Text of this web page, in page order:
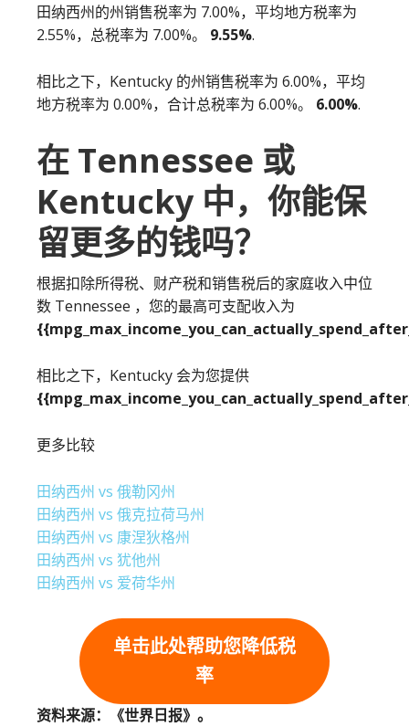
田纳西州的州销售税率为 7.00%，平均地方税率为
2.55%，总税率为 7.00%。 9.55%.
相比之下，Kentucky 的州销售税率为 6.00%，平均
地方税率为 0.00%，合计总税率为 6.00%。 6.00%.
在 Tennessee 或
Kentucky 中，你能保
留更多的钱吗？
根据扣除所得税、财产税和销售税后的家庭收入中位
数 Tennessee ，您的最高可支配收入为
相比之下，Kentucky 会为您提供
更多比较
田纳西州 vs 俄勒冈州
田纳西州 vs 俄克拉荷马州
田纳西州 vs 康涅狄格州
田纳西州 vs 犹他州
田纳西州 vs 爱荷华州
单击此处帮助您降低税
率
资料来源：《世界日报》。